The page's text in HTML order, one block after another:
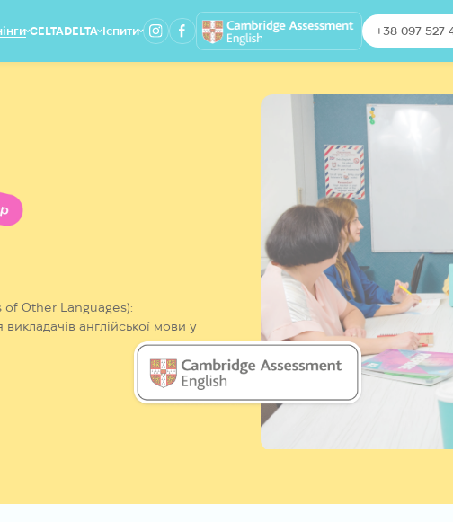
Preparation
Teaching: kids
CELTADELTA Іспити +38 097 527
of Other Languages):
англійської мови у